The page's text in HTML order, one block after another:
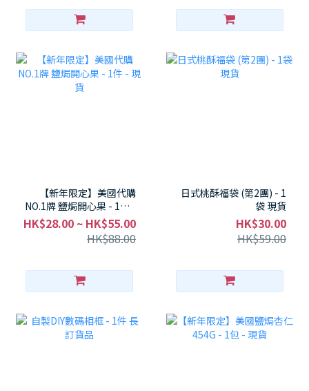
【新年限定】美國代購
NO.1牌 鹽焗開心果 - 1件 -
現貨
HK$28.00 ~ HK$55.00
HK$88.00
日式桃酥福袋 (第2團) - 1
袋 現貨
HK$30.00
HK$59.00